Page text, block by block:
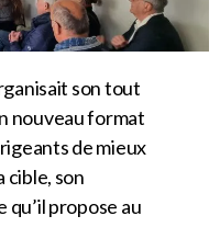
son tout
nouveau format
de mieux
cible, son
propose au